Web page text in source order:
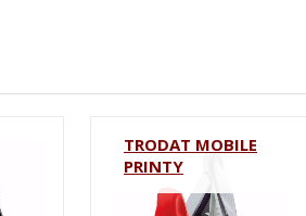
TRODAT MOBILE
PRINTY